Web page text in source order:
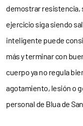
demostrar resistencia,
ejercicio siga siendo
inteligente puede
más y terminar con
cuerpo ya no regula
agotamiento, lesión o
personal de Blua de